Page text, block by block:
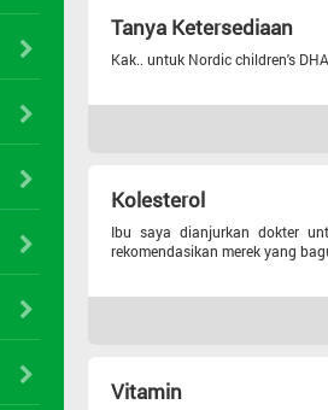
Tanya Ketersediaan
Kak.. untuk Nordic children's
Kolesterol
Ibu saya dianjurkan dokter
rekomendasikan merek yang
Vitamin